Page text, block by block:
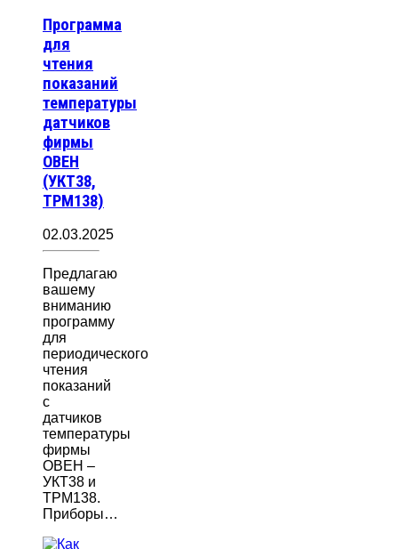
Программа
для
чтения
показаний
температуры
датчиков
фирмы
ОВЕН
(УКТ38,
ТРМ138)
02.03.2025
Предлагаю
вашему
вниманию
программу
для
периодического
чтения
показаний
с
датчиков
температуры
фирмы
ОВЕН –
УКТ38 и
ТРМ138.
Приборы…